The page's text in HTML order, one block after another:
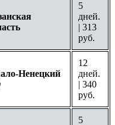
5
дней.
| 313
руб.
Ненецкий
12
дней.
| 340
руб.
5